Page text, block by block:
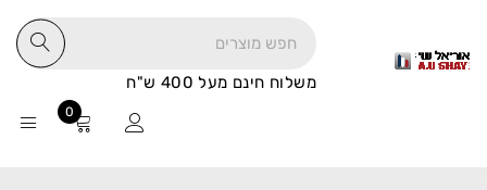
משלוח חינם מעל 400 ש"ח
0